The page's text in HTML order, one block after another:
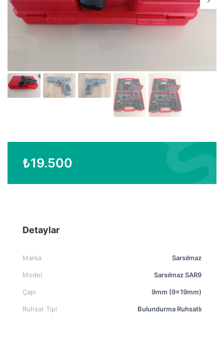
₺19.500
Detaylar
Marka Sarsılmaz
Model Sarsılmaz SAR9
Çapı 9mm (9x19mm)
Ruhsat Tipi Bulundurma Ruhsatlı